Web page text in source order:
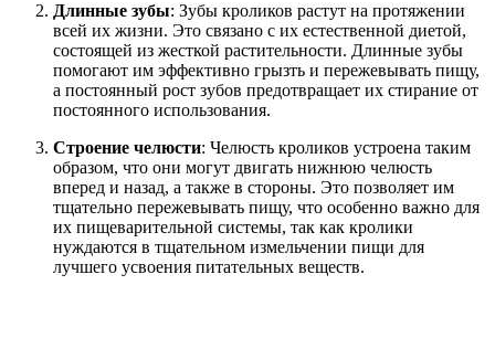
Длинные зубы: Зубы кроликов растут на протяжении
всей их жизни. Это связано с их естественной диетой,
состоящей из жесткой растительности. Длинные зубы
помогают им эффективно грызть и пережевывать пищу,
а постоянный рост зубов предотвращает их стирание от
постоянного использования.
Строение челюсти: Челюсть кроликов устроена таким
образом, что они могут двигать нижнюю челюсть
вперед и назад, а также в стороны. Это позволяет им
тщательно пережевывать пищу, что особенно важно для
их пищеварительной системы, так как кролики
нуждаются в тщательном измельчении пищи для
лучшего усвоения питательных веществ.